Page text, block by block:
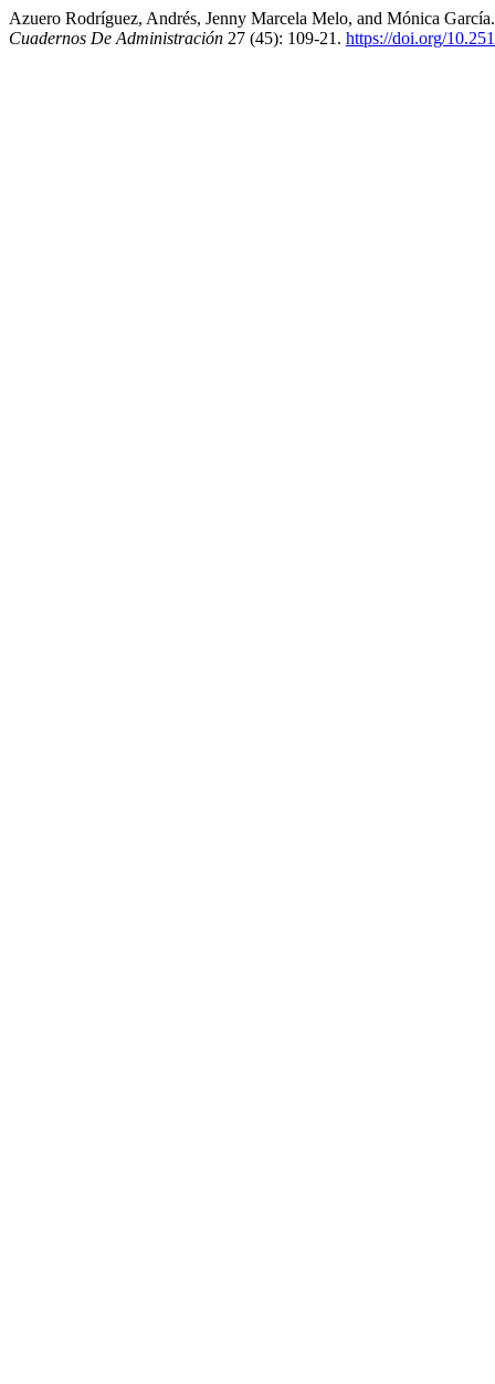
Azuero Rodríguez, Andrés, Jenny Marcela Melo, and Mónica
Cuadernos De Administración 27 (45): 109-21. https://doi.org/